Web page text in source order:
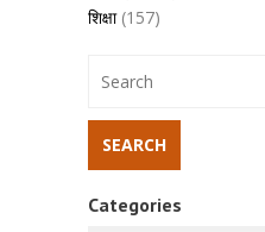
शिक्षा(157)
Categories